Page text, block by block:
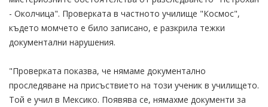
- Околчица". Проверката в частното училище "Космос",
където момчето е било записано, е разкрила тежки
документални нарушения.
"Проверката показва, че нямаме документално
проследяване на присъствието на този ученик в училището.
Той е учил в Мексико. Появява се, нямахме документи за